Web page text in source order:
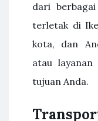
dari
terletak di
kota, dan
atau layanan
tujuan Anda.